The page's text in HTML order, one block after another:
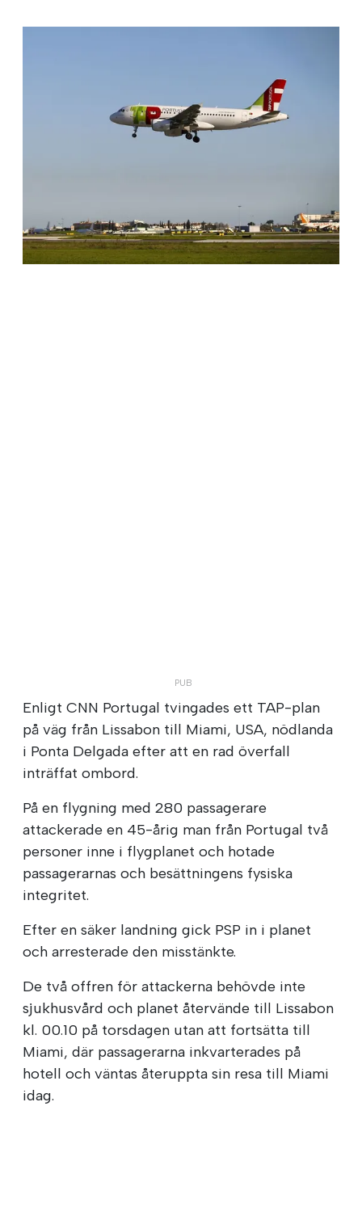
Enligt CNN Portugal tvingades ett TAP-plan
på väg från Lissabon till Miami, USA, nödlanda
i Ponta Delgada efter att en rad överfall
inträffat ombord.
På en flygning med 280 passagerare
attackerade en 45-årig man från Portugal två
personer inne i flygplanet och hotade
passagerarnas och besättningens fysiska
integritet.
Efter en säker landning gick PSP in i planet
och arresterade den misstänkte.
De två offren för attackerna behövde inte
sjukhusvård och planet återvände till Lissabon
kl. 00.10 på torsdagen utan att fortsätta till
Miami, där passagerarna inkvarterades på
hotell och väntas återuppta sin resa till Miami
idag.